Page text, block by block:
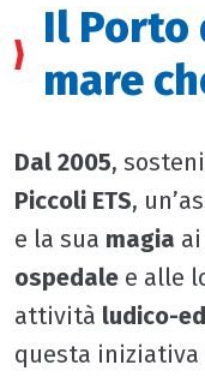
Il Porto
mare
Dal 2005,
Piccoli ETS,
e la sua magia
ospedale e alle
attività ludico-
questa